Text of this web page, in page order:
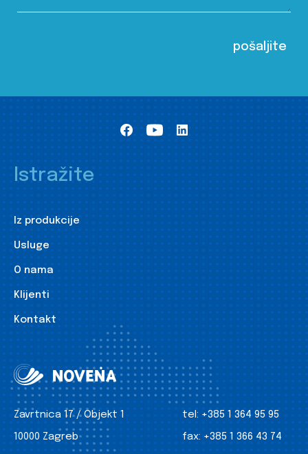
Istražite
Iz produkcije
Usluge
O nama
Klijenti
Kontakt
Zavrtnica 17 / Objekt 1
10000 Zagreb
tel: +385 1 364 95 95
fax: +385 1 366 43 74